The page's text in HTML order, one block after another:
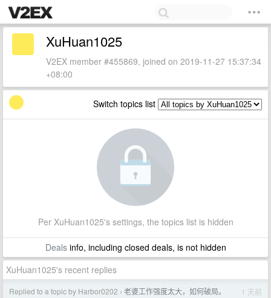
XuHuan1025
V2EX member #455869, joined on 2019-11-27 15:37:34
+08:00
Switch topics list
Per XuHuan1025's settings, the topics list is hidden
Dealsinfo, including closed deals, is not hidden
XuHuan1025's recent replies
Replied to a topic by Harbor0202 › 老婆工作强度太大，如何破局。 1 天前